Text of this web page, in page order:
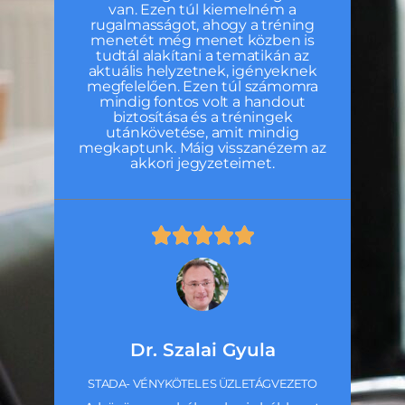
van. Ezen túl kiemelném a
rugalmasságot, ahogy a tréning
menetét még menet közben is
tudtál alakítani a tematikán az
aktuális helyzetnek, igényeknek
megfelelően. Ezen túl számomra
mindig fontos volt a handout
biztosítása és a tréningek
utánkövetése, amit mindig
megkaptunk. Máig visszanézem az
akkori jegyzeteimet.
Dr. Szalai Gyula
STADA- VÉNYKÖTELES ÜZLETÁGVEZETO